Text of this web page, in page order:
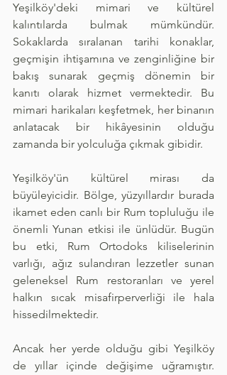
Yeşilköy'deki mimari ve kültürel
kalıntılarda bulmak mümkündür.
Sokaklarda sıralanan tarihi konaklar,
geçmişin ihtişamına ve zenginliğine bir
bakış sunarak geçmiş dönemin bir
kanıtı olarak hizmet vermektedir. Bu
mimari harikaları keşfetmek, her binanın
anlatacak bir hikâyesinin olduğu
zamanda bir yolculuğa çıkmak gibidir.
Yeşilköy'ün kültürel mirası da
büyüleyicidir. Bölge, yüzyıllardır burada
ikamet eden canlı bir Rum topluluğu ile
önemli Yunan etkisi ile ünlüdür. Bugün
bu etki, Rum Ortodoks kiliselerinin
varlığı, ağız sulandıran lezzetler sunan
geleneksel Rum restoranları ve yerel
halkın sıcak misafirperverliği ile hala
hissedilmektedir.
Ancak her yerde olduğu gibi Yeşilköy
de yıllar içinde değişime uğramıştır.